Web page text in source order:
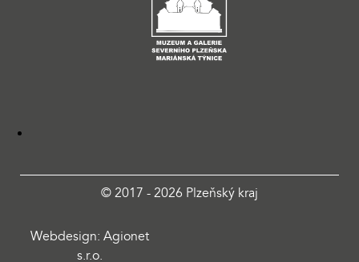
© 2017 - 2026 Plzeňský kraj
Webdesign: Agionet
s.r.o.